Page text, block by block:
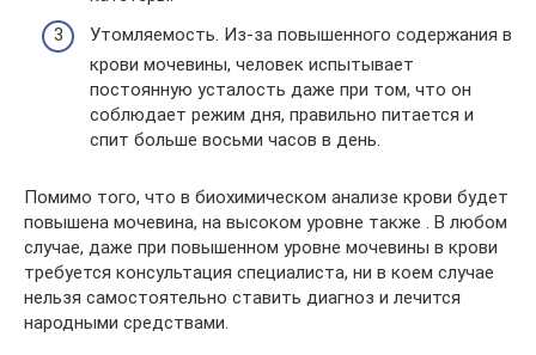
Утомляемость. Из-за повышенного содержания в
крови мочевины, человек испытывает
постоянную усталость даже при том, что он
соблюдает режим дня, правильно питается и
спит больше восьми часов в день.
Помимо того, что в биохимическом анализе крови будет
повышена мочевина, на высоком уровне также . В любом
случае, даже при повышенном уровне мочевины в крови
требуется консультация специалиста, ни в коем случае
нельзя самостоятельно ставить диагноз и лечится
народными средствами.